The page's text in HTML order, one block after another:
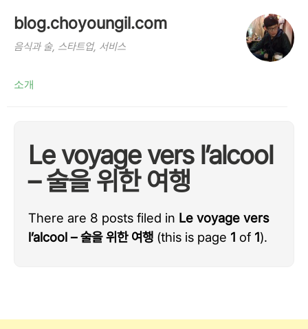
blog.choyoungil.com
음식과 술, 스타트업, 서비스
소개
Le voyage vers l’alcool
– 술을 위한 여행
There are 8 posts filed in Le voyage vers
l’alcool – 술을 위한 여행 (this is page 1 of 1).